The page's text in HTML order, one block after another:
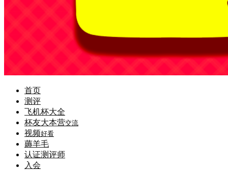
首页
测评
飞机杯大全
杯友大本营交流
视频好看
薅羊毛
认证测评师
入会